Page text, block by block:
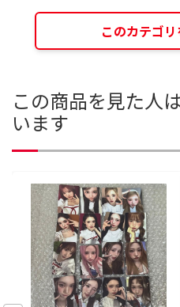
このカテゴ
この商品を見た人
います